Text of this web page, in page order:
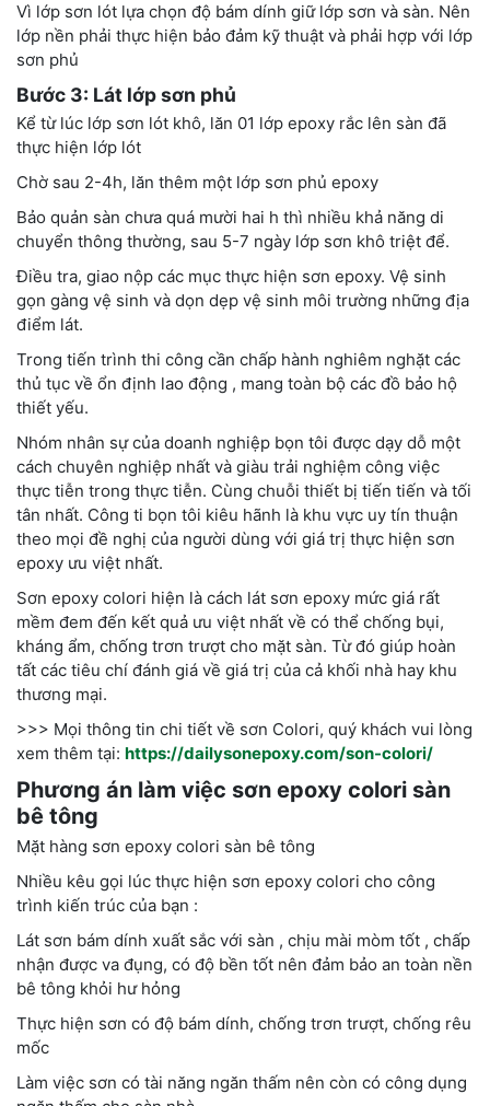
Vì lớp sơn lót lựa chọn độ bám dính giữ lớp sơn và sàn. Nên
lớp nền phải thực hiện bảo đảm kỹ thuật và phải hợp với lớp
sơn phủ
Bước 3: Lát lớp sơn phủ
Kể từ lúc lớp sơn lót khô, lăn 01 lớp epoxy rắc lên sàn đã
thực hiện lớp lót
Chờ sau 2-4h, lăn thêm một lớp sơn phủ epoxy
Bảo quản sàn chưa quá mười hai h thì nhiều khả năng di
chuyển thông thường, sau 5-7 ngày lớp sơn khô triệt để.
Điều tra, giao nộp các mục thực hiện sơn epoxy. Vệ sinh
gọn gàng vệ sinh và dọn dẹp vệ sinh môi trường những địa
điểm lát.
Trong tiến trình thi công cần chấp hành nghiêm nghặt các
thủ tục về ổn định lao động , mang toàn bộ các đồ bảo hộ
thiết yếu.
Nhóm nhân sự của doanh nghiệp bọn tôi được dạy dỗ một
cách chuyên nghiệp nhất và giàu trải nghiệm công việc
thực tiễn trong thực tiễn. Cùng chuỗi thiết bị tiến tiến và tối
tân nhất. Công ti bọn tôi kiêu hãnh là khu vực uy tín thuận
theo mọi đề nghị của người dùng với giá trị thực hiện sơn
epoxy ưu việt nhất.
Sơn epoxy colori hiện là cách lát sơn epoxy mức giá rất
mềm đem đến kết quả ưu việt nhất về có thể chống bụi,
kháng ẩm, chống trơn trượt cho mặt sàn. Từ đó giúp hoàn
tất các tiêu chí đánh giá về giá trị của cả khối nhà hay khu
thương mại.
>>> Mọi thông tin chi tiết về sơn Colori, quý khách vui lòng
xem thêm tại: https://dailysonepoxy.com/son-colori/
Phương án làm việc sơn epoxy colori sàn
bê tông
Mặt hàng sơn epoxy colori sàn bê tông
Nhiều kêu gọi lúc thực hiện sơn epoxy colori cho công
trình kiến trúc của bạn :
Lát sơn bám dính xuất sắc với sàn , chịu mài mòm tốt , chấp
nhận được va đụng, có độ bền tốt nên đảm bảo an toàn nền
bê tông khỏi hư hỏng
Thực hiện sơn có độ bám dính, chống trơn trượt, chống rêu
mốc
Làm việc sơn có tài năng ngăn thấm nên còn có công dụng